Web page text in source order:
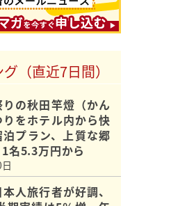
（直近7日間）
の秋田竿燈（かん
をホテル内から快
プラン、上質な郷
名5.3万円から
人旅行者が好調、